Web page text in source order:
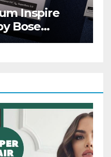
Plus USB